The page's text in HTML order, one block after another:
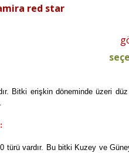
red star
Bitki erişkin döneminde üzeri
türü vardır. Bu bitki Kuzey ve